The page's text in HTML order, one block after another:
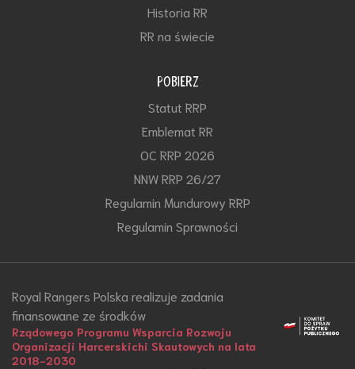
Historia RR
RR na świecie
POBIERZ
Statut RRP
Emblemat RR
OC RRP 2026
NNW RRP 26/27
Regulamin Mundurowy RRP
Regulamin Sprawności
Royal Rangers Polska realizuje zadania
finansowane ze środków
Rządowego Programu Wsparcia Rozwoju
Organizacji Harcerskichi Skautowych na lata
2018-2030